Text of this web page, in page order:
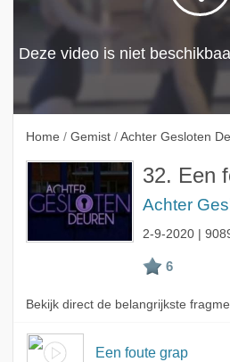
Home / Gemist / Achter Gesloten
32. Een
Achter
2-9-2020|
Bekijk direct de belangrijkste
Een foute grap